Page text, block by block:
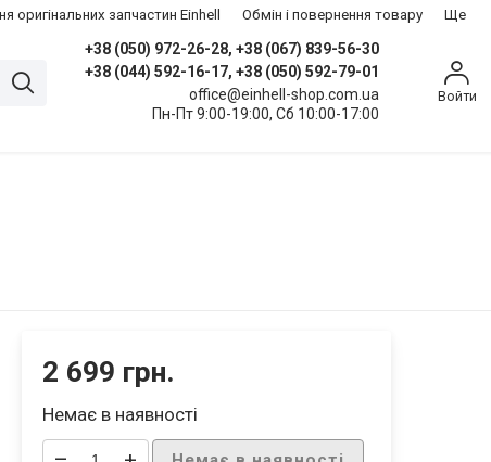
оригінальних запчастин Einhell ​Обмін і повернення товару Ще
+38 (050) 972-26-28, +38 (067) 839-56-30
+38 (044) 592-16-17, +38 (050) 592-79-01
office@einhell-shop.com.ua
Пн-Пт 9:00-19:00, Сб 10:00-17:00
Войти
2 699 грн.
Немає в наявності